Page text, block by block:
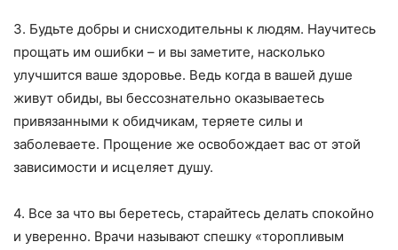
3. Будьте добры и снисходительны к людям. Научитесь
прощать им ошибки – и вы заметите, насколько
улучшится ваше здоровье. Ведь когда в вашей душе
живут обиды, вы бессознательно оказываетесь
привязанными к обидчикам, теряете силы и
заболеваете. Прощение же освобождает вас от этой
зависимости и исцеляет душу.
4. Все за что вы беретесь, старайтесь делать спокойно
и уверенно. Врачи называют спешку «торопливым